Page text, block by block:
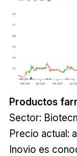
Productos
Sector:
Precio actual:
Inovio es